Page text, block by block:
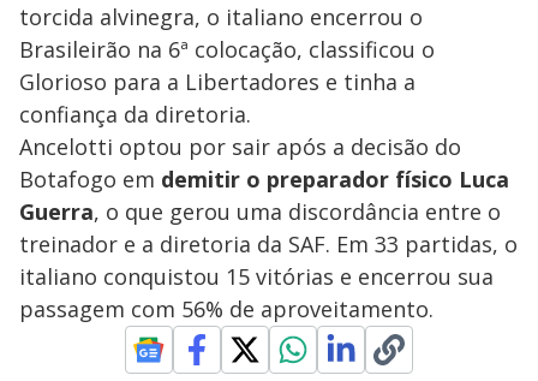
torcida alvinegra, o italiano encerrou o
Brasileirão na 6ª colocação, classificou o
Glorioso para a Libertadores e tinha a
confiança da diretoria.
Ancelotti optou por sair após a decisão do
Botafogo em demitir o preparador físico Luca
Guerra, o que gerou uma discordância entre o
treinador e a diretoria da SAF. Em 33 partidas, o
italiano conquistou 15 vitórias e encerrou sua
passagem com 56% de aproveitamento.